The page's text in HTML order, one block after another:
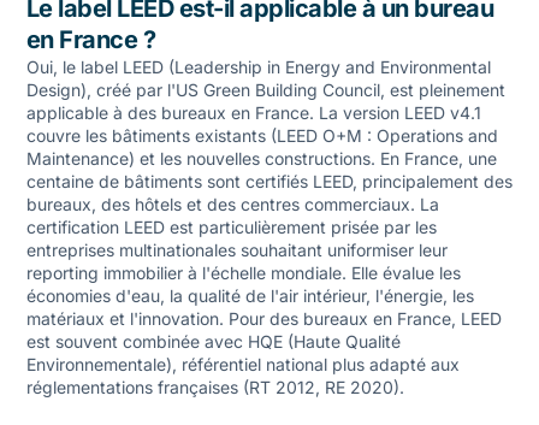
Le label LEED est-il applicable à un bureau
en France ?
Oui, le label LEED (Leadership in Energy and Environmental
Design), créé par l'US Green Building Council, est pleinement
applicable à des bureaux en France. La version LEED v4.1
couvre les bâtiments existants (LEED O+M : Operations and
Maintenance) et les nouvelles constructions. En France, une
centaine de bâtiments sont certifiés LEED, principalement des
bureaux, des hôtels et des centres commerciaux. La
certification LEED est particulièrement prisée par les
entreprises multinationales souhaitant uniformiser leur
reporting immobilier à l'échelle mondiale. Elle évalue les
économies d'eau, la qualité de l'air intérieur, l'énergie, les
matériaux et l'innovation. Pour des bureaux en France, LEED
est souvent combinée avec HQE (Haute Qualité
Environnementale), référentiel national plus adapté aux
réglementations françaises (RT 2012, RE 2020).